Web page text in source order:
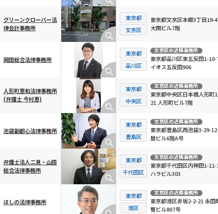
グリーンクローバー法
律会計事務所
東京都
文京区
東京都文京区本郷3丁目19-
大関ビル7階
岡田総合法律事務所
東京都
品川区
文京区の近隣事務所
東京都品川区東五反田1-10-
イオス五反田906
人形町恵和法律事務所
(弁護士 今村恵)
東京都
中央区
文京区の近隣事務所
東京都中央区日本橋人形町
21 人形町ビル7階
池袋副都心法律事務所
東京都
豊島区
文京区の近隣事務所
東京都豊島区西池袋3-29-
屋ビル6階A号
弁護士法人二見・山田
総合法律事務所
東京都
千代田区
文京区の近隣事務所
東京都千代田区内神田1-11-
ハラビル303
ほしの法律事務所
東京都
港区
文京区の近隣事務所
東京都港区赤坂2-2-21 永田
曹ビル807号